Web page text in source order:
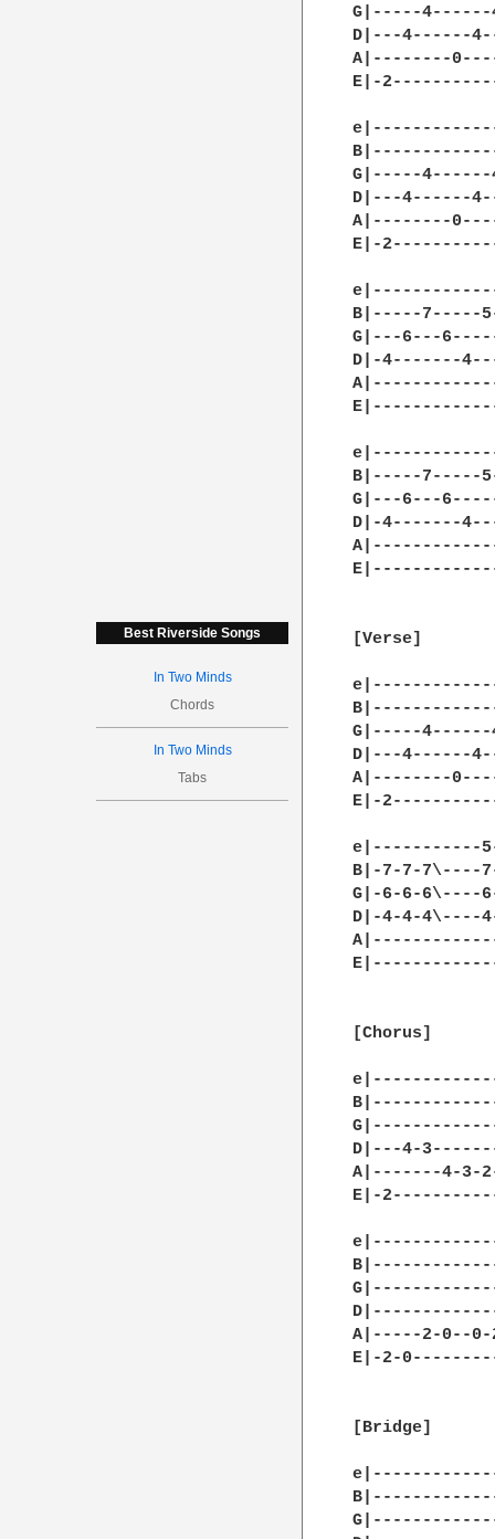
Best Riverside Songs
In Two Minds
Chords
In Two Minds
Tabs
G|-----
D|---4------
A|--------
E|-
G|-----
D|---4------
A|--------
E|-
B|-----7-----
G|---6---
D|-4-------
B|-----7-----
G|---6---
D|-4-------
[Verse]
G|-----
D|---4------
A|--------
E|-
e|-----------
B|-7-7-7\----
G|-6-6-6\----
D|-4-4-4\----
[Chorus]
D|---4-
A|-------4-3-
E|-
A|-----2-0--0-
E|-2-
[Bridge]